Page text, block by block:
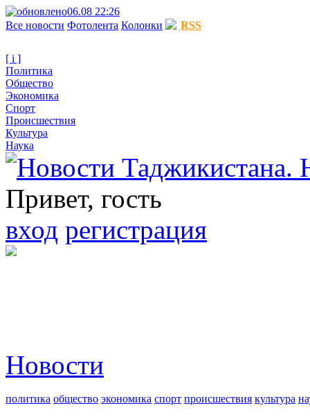
06.08 22:26
Все новости Фотолента Колонки RSS
[ i ]
Политика
Общество
Экономика
Спорт
Происшествия
Культура
Наука
Привет, гость
вход регистрация
Новости
политика общество экономика спорт происшествия культура